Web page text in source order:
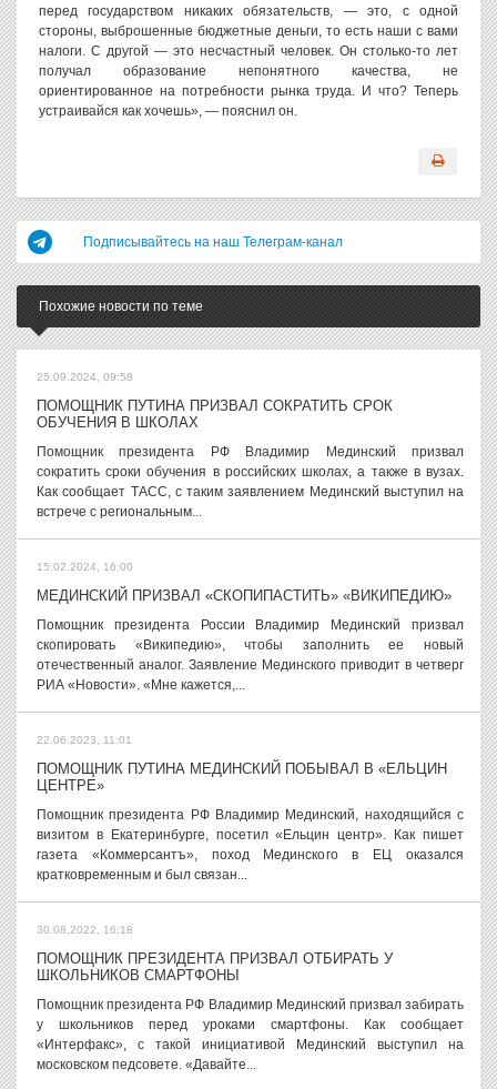
перед государством никаких обязательств, — это, с одной
стороны, выброшенные бюджетные деньги, то есть наши с вами
налоги. С другой — это несчастный человек. Он столько-то лет
получал образование непонятного качества, не
ориентированное на потребности рынка труда. И что? Теперь
устраивайся как хочешь», — пояснил он.
Подписывайтесь на наш Телеграм-канал
Похожие новости по теме
25.09.2024, 09:58
ПОМОЩНИК ПУТИНА ПРИЗВАЛ СОКРАТИТЬ СРОК
ОБУЧЕНИЯ В ШКОЛАХ
Помощник президента РФ Владимир Мединский призвал
сократить сроки обучения в российских школах, а также в вузах.
Как сообщает ТАСС, с таким заявлением Мединский выступил на
встрече с региональным...
15.02.2024, 16:00
МЕДИНСКИЙ ПРИЗВАЛ «СКОПИПАСТИТЬ» «ВИКИПЕДИЮ»
Помощник президента России Владимир Мединский призвал
скопировать «Википедию», чтобы заполнить ее новый
отечественный аналог. Заявление Мединского приводит в четверг
РИА «Новости». «Мне кажется,...
22.06.2023, 11:01
ПОМОЩНИК ПУТИНА МЕДИНСКИЙ ПОБЫВАЛ В «ЕЛЬЦИН
ЦЕНТРЕ»
Помощник президента РФ Владимир Мединский, находящийся с
визитом в Екатеринбурге, посетил «Ельцин центр». Как пишет
газета «Коммерсантъ», поход Мединского в ЕЦ оказался
кратковременным и был связан...
30.08.2022, 16:18
ПОМОЩНИК ПРЕЗИДЕНТА ПРИЗВАЛ ОТБИРАТЬ У
ШКОЛЬНИКОВ СМАРТФОНЫ
Помощник президента РФ Владимир Мединский призвал забирать
у школьников перед уроками смартфоны. Как сообщает
«Интерфакс», с такой инициативой Мединский выступил на
московском педсовете. «Давайте...